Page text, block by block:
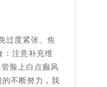
过度紧张、焦
注意补充维
脸上白点癫风
不断努力，我